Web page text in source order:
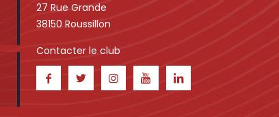
27 Rue Grande
38150 Roussillon
Contacter le club